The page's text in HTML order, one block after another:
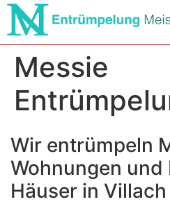
Messie
Wir entrümpeln
Wohnungen und
Häuser in Villach